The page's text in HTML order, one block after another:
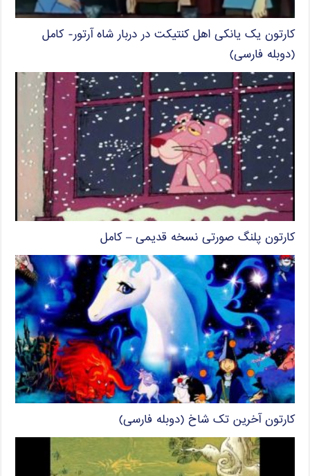
کارتون یک یانکی اهل کنتیکت در دربار شاه آرتور- کامل
(دوبله فارسی)
کارتون پلنگ صورتی نسخه قدیمی – کامل
کارتون آخرین تک شاخ (دوبله فارسی)